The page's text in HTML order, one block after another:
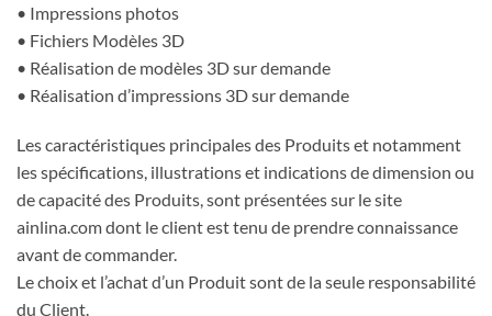
• Impressions photos
• Fichiers Modèles 3D
• Réalisation de modèles 3D sur demande
• Réalisation d’impressions 3D sur demande
Les caractéristiques principales des Produits et notamment
les spécifications, illustrations et indications de dimension ou
de capacité des Produits, sont présentées sur le site
ainlina.com dont le client est tenu de prendre connaissance
avant de commander.
Le choix et l’achat d’un Produit sont de la seule responsabilité
du Client.